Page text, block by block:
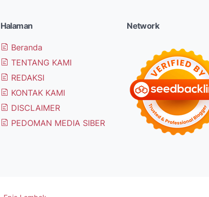
Halaman
Beranda
TENTANG KAMI
REDAKSI
KONTAK KAMI
DISCLAIMER
PEDOMAN MEDIA SIBER
Network